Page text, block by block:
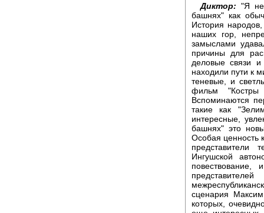
Диктор: "Я не
башнях" как
История
наших гор,
замыслами
причины для
деловые связи
находили пути к
теневые, и
фильм "Костры
Вспоминаются
такие как
интересные,
башнях" это
Особая ценность
представители
Ингушской
сценария
которых,